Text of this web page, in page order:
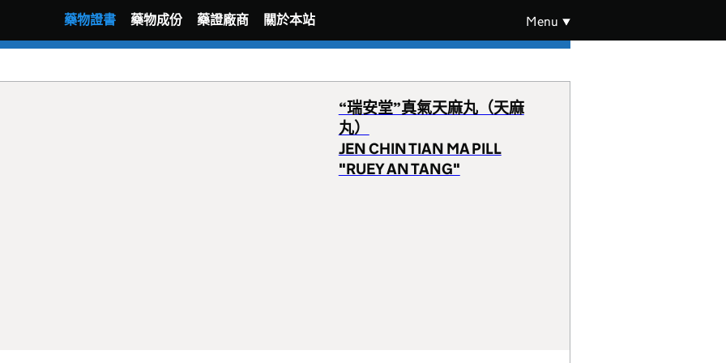
Menu
藥物證書 藥物成份 藥證廠商 關於本站
“瑞安堂”真氣天麻丸（天麻
丸）
JEN CHIN TIAN MA PILL
"RUEY AN TANG"